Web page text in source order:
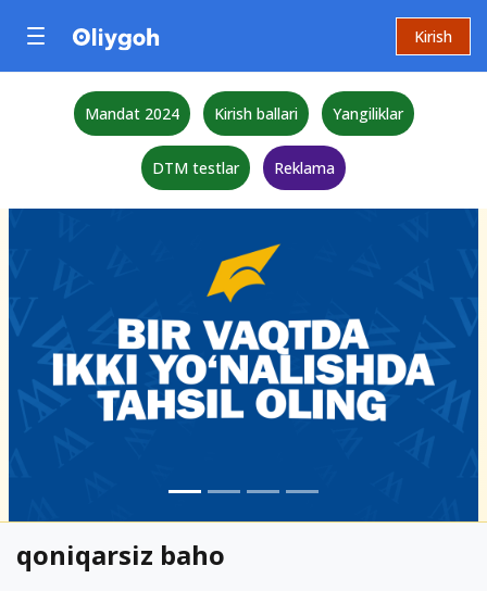
Kirish
Mandat 2024 Kirish ballari Yangiliklar
DTM testlar Reklama
qoniqarsiz baho